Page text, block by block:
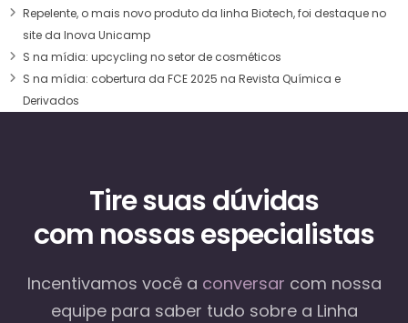
Repelente, o mais novo produto da linha Biotech, foi destaque no
site da Inova Unicamp
S na mídia: upcycling no setor de cosméticos
S na mídia: cobertura da FCE 2025 na Revista Química e
Derivados
Tire suas dúvidas
com nossas especialistas
Incentivamos você a conversar com nossa
equipepara saber tudo sobre a Linha